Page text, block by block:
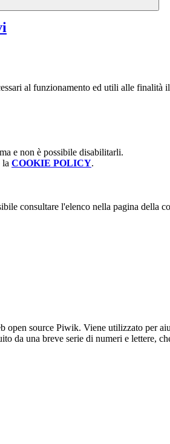
al funzionamento ed utili alle finalità
e non è possibile disabilitarli.
la COOKIE POLICY.
consultare l'elenco nella pagina della
open source Piwik. Viene utilizzato per
da una breve serie di numeri e lettere,